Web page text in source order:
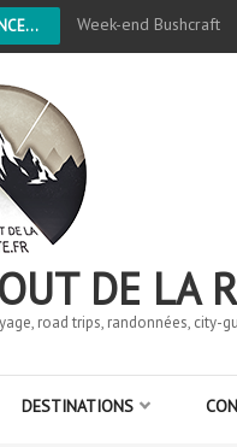
Week-end Bushcraft
DE LA
road trips, randonnées, city-
DESTINATIONS